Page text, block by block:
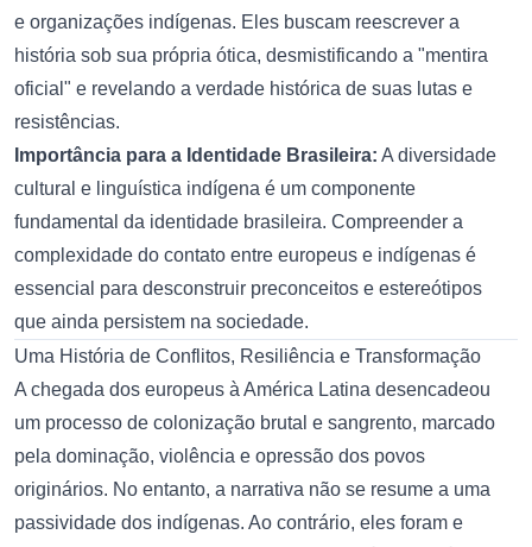
e organizações indígenas. Eles buscam reescrever a
história sob sua própria ótica, desmistificando a "mentira
oficial" e revelando a verdade histórica de suas lutas e
resistências.
Importância para a Identidade Brasileira: A diversidade
cultural e linguística indígena é um componente
fundamental da identidade brasileira. Compreender a
complexidade do contato entre europeus e indígenas é
essencial para desconstruir preconceitos e estereótipos
que ainda persistem na sociedade.
Uma História de Conflitos, Resiliência e Transformação
A chegada dos europeus à América Latina desencadeou
um processo de colonização brutal e sangrento, marcado
pela dominação, violência e opressão dos povos
originários. No entanto, a narrativa não se resume a uma
passividade dos indígenas. Ao contrário, eles foram e